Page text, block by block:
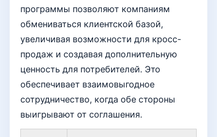
программы позволяют компаниям
обмениваться клиентской базой,
увеличивая возможности для кросс-
продаж и создавая дополнительную
ценность для потребителей. Это
обеспечивает взаимовыгодное
сотрудничество, когда обе стороны
выигрывают от соглашения.